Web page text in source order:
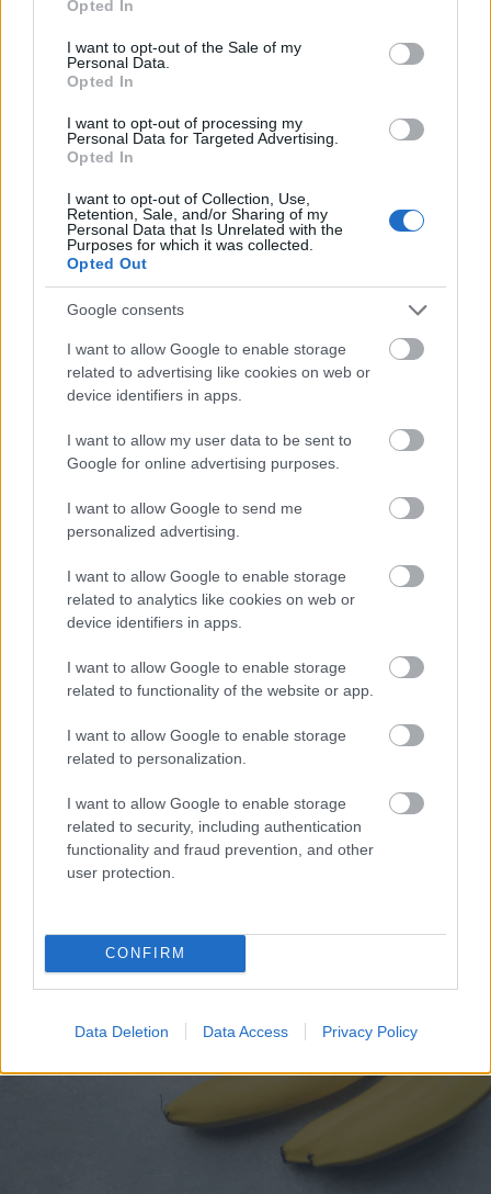
use your data for below specified purposes in below Google
consent section.
Opted In
I want to opt-out of the Sale of my
Personal Data.
Opted In
I want to opt-out of processing my
Personal Data for Targeted Advertising.
Opted In
I want to opt-out of Collection, Use,
Retention, Sale, and/or Sharing of my
Personal Data that Is Unrelated with the
Purposes for which it was collected.
Opted Out
Google consents
I want to allow Google to enable storage
related to advertising like cookies on web or
device identifiers in apps.
I want to allow my user data to be sent to
Google for online advertising purposes.
I want to allow Google to send me
personalized advertising.
I want to allow Google to enable storage
related to analytics like cookies on web or
device identifiers in apps.
I want to allow Google to enable storage
related to functionality of the website or app.
I want to allow Google to enable storage
related to personalization.
I want to allow Google to enable storage
related to security, including authentication
functionality and fraud prevention, and other
user protection.
CONFIRM
Data Deletion Data Access Privacy Policy
BMW: Αντιδράσεις για τη διαφήμιση Spider-Man στις
οθόνες των οχημάτων
Σαββατοκύριακο μουσικό στην Ακράτα ΦΩΤΟ